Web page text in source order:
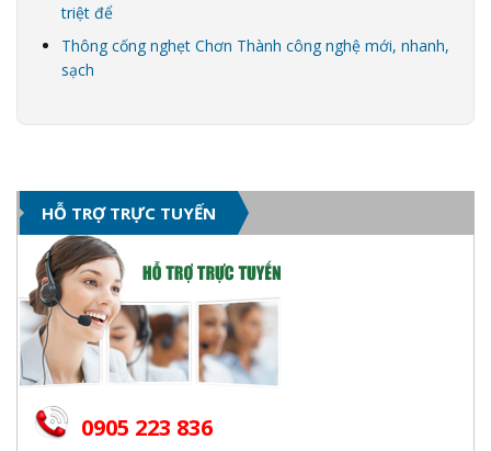
triệt để
Thông cống nghẹt Chơn Thành công nghệ mới, nhanh,
sạch
HỖ TRỢ TRỰC TUYẾN
0905 223 836